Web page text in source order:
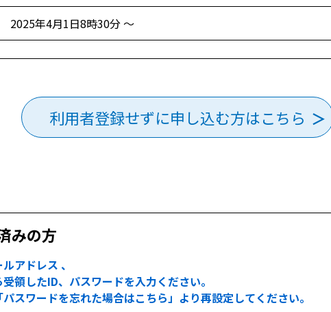
2025年4月1日8時30分 ～
利用者登録せずに申し込む方はこちら
みの方
アドレス 、
領したID、パスワードを入力ください。
スワードを忘れた場合はこちら」より再設定してください。